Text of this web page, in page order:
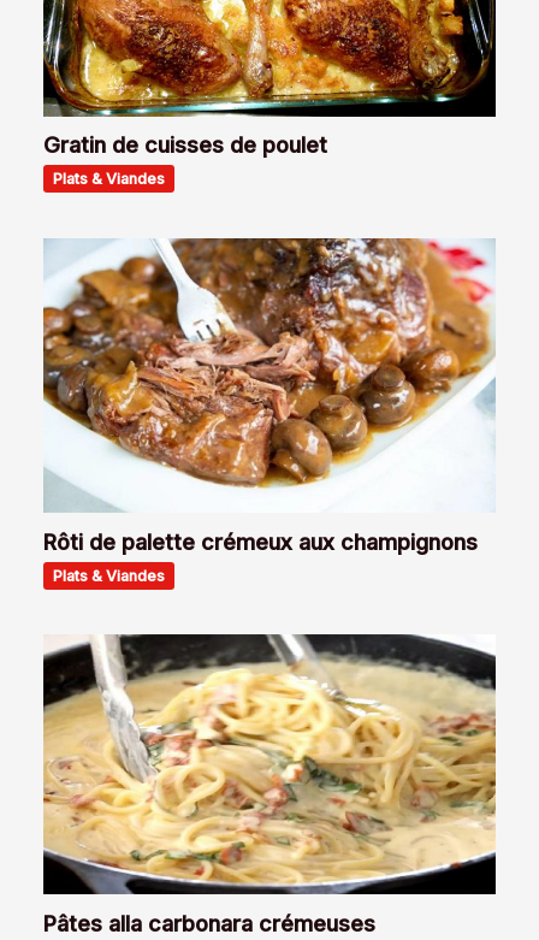
Gratin de cuisses de poulet
Plats & Viandes
Rôti de palette crémeux aux champignons
Plats & Viandes
Pâtes alla carbonara crémeuses